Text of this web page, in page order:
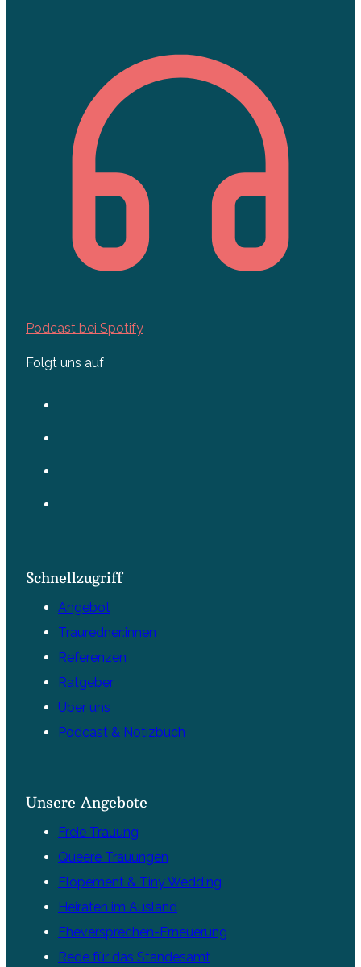
Podcast bei Spotify
Folgt uns auf
Schnellzugriff
Angebot
Trauredner:innen
Referenzen
Ratgeber
Über uns
Podcast & Notizbuch
Unsere Angebote
Freie Trauung
Queere Trauungen
Elopement & Tiny Wedding
Heiraten im Ausland
Eheversprechen-Erneuerung
Rede für das Standesamt